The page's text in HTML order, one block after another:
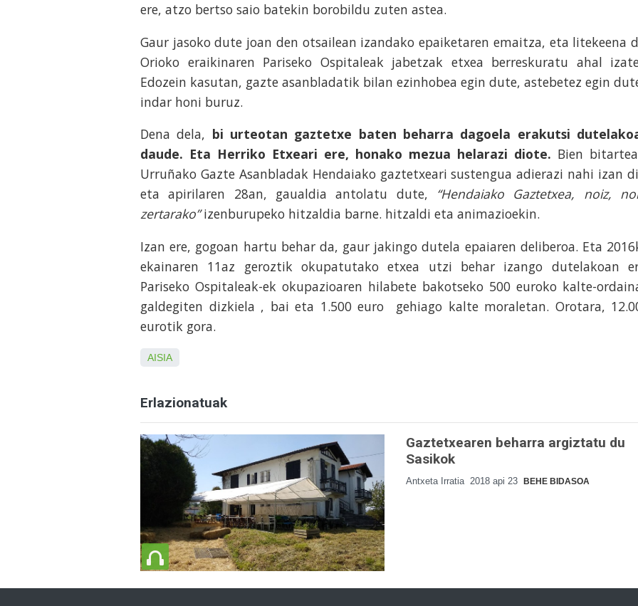
ere, atzo bertso saio batekin borobildu zuten astea.
Gaur jasoko dute joan den otsailean izandako epaiketaren emaitza, eta litekeena
Orioko eraikinaren Pariseko Ospitaleak jabetzak etxea berreskuratu ahal
Edozein kasutan, gazte asanbladatik bilan ezinhobea egin dute, astebetez egin
indar honi buruz.
Dena dela, bi urteotan gaztetxe baten beharra dagoela erakutsi
daude. Eta Herriko Etxeari ere, honako mezua helarazi diote. Bien
Urruñako Gazte Asanbladak Hendaiako gaztetxeari sustengua adierazi nahi izan
eta apirilaren 28an, gaualdia antolatu dute, “Hendaiako Gaztetxea, noiz,
zertarako”izenburupeko hitzaldia barne. hitzaldi eta animazioekin.
Izan ere, gogoan hartu behar da, gaur jakingo dutela epaiaren deliberoa. Eta
ekainaren 11az geroztik okupatutako etxea utzi behar izango dutelakoan
Pariseko Ospitaleak-ek okupazioaren hilabete bakotseko 500 euroko kalte-
galdegiten dizkiela , bai eta 1.500 euro gehiago kalte moraletan. Orotara,
eurotik gora.
AISIA
Erlazionatuak
Gaztetxearen beharra argiztatu du
Sasikok
Antxeta Irratia 2018 api 23 BEHE BIDASOA